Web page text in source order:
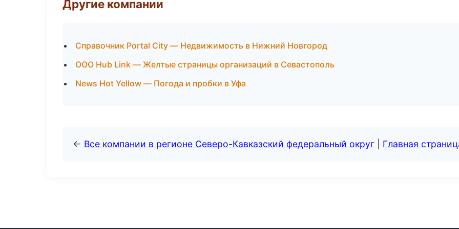
Другие компании
Справочник Portal City — Недвижимость в Нижний Новгород
ООО Hub Link — Желтые страницы организаций в Севастополь
News Hot Yellow — Погода и пробки в Уфа
← Все компании в регионе Северо-Кавказский федеральный округ Главная